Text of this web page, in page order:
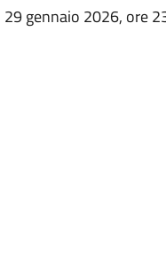
gennaio 2026, ore